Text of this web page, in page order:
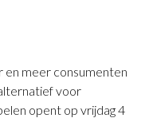
en meer consumenten
voor
opent op vrijdag 4